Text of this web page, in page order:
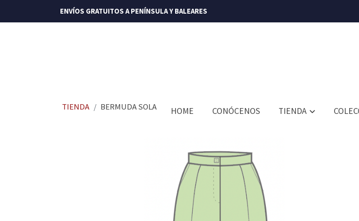
ENVÍOS GRATUITOS A PENÍNSULA Y BALEARES
HOME CONÓCENOS TIENDA
TIENDA BERMUDA SOLA